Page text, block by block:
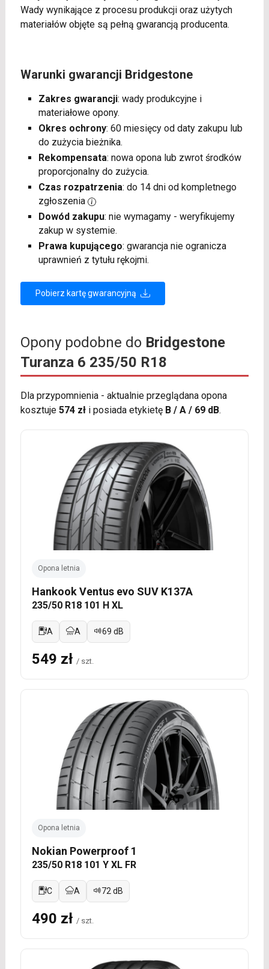
Wady wynikające z procesu produkcji oraz użytych
materiałów objęte są pełną gwarancją producenta.
Warunki gwarancji Bridgestone
Zakres gwarancji: wady produkcyjne i
materiałowe opony.
Okres ochrony: 60 miesięcy od daty zakupu lub
do zużycia bieżnika.
Rekompensata: nowa opona lub zwrot środków
proporcjonalny do zużycia.
Czas rozpatrzenia: do 14 dni od kompletnego
zgłoszenia
Dowód zakupu: nie wymagamy - weryfikujemy
zakup w systemie.
Prawa kupującego: gwarancja nie ogranicza
uprawnień z tytułu rękojmi.
Pobierz kartę gwarancyjną
Opony podobne do Bridgestone
Turanza 6 235/50 R18
Dla przypomnienia - aktualnie przeglądana opona
kosztuje 574 złi posiada etykietę B / A / 69 dB.
Opona letnia
Hankook Ventus evo SUV K137A
235/50 R18 101 H XL
A A 69 dB
549 zł / szt.
Opona letnia
Nokian Powerproof 1
235/50 R18 101 Y XL FR
C A 72 dB
490 zł / szt.